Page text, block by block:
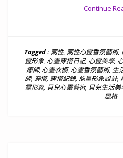
Continue
Tagged : 兩性, 兩性心靈香氛藝術,
靈形象, 心靈穿搭日記, 心靈美學,
癒師, 心靈衣櫥, 心靈香氛藝術, 生
師, 穿搭, 穿搭紀錄, 能量形象設計,
靈形象, 貝兒心靈藝術, 貝兒生活美
風格